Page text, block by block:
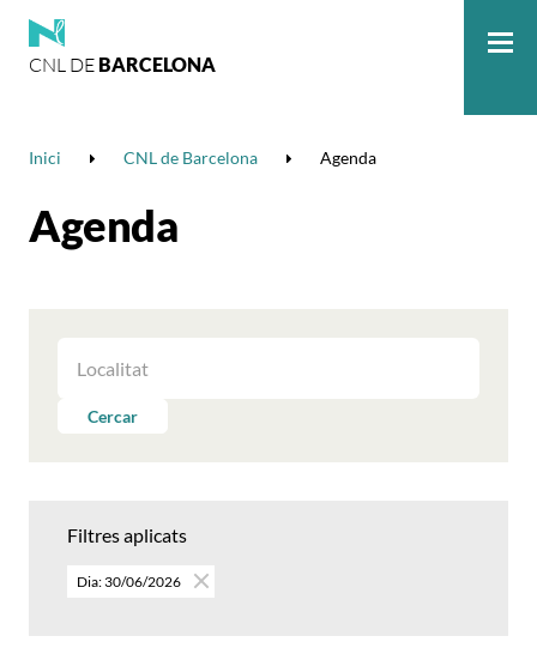
CNL DE BARCELONA
Inici CNL de Barcelona Agenda
Agenda
LES
PERCercar
Filtres aplicats
Dia: 30/06/2026